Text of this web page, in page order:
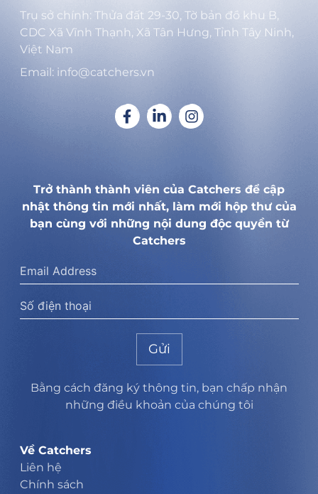
Trụ sở chính: Thửa đất 29-30, Tờ bản đồ khu B,
CDC Xã Vĩnh Thạnh, Xã Tân Hưng, Tỉnh Tây Ninh,
Việt Nam
Email: info@catchers.vn
Trở thành thành viên của Catchers để cập
nhật thông tin mới nhất, làm mới hộp thư của
bạn cùng với những nội dung độc quyền từ
Catchers
Gửi
Bằng cách đăng ký thông tin, bạn chấp nhận
những điều khoản của chúng tôi
Về Catchers
Liên hệ
Chính sách